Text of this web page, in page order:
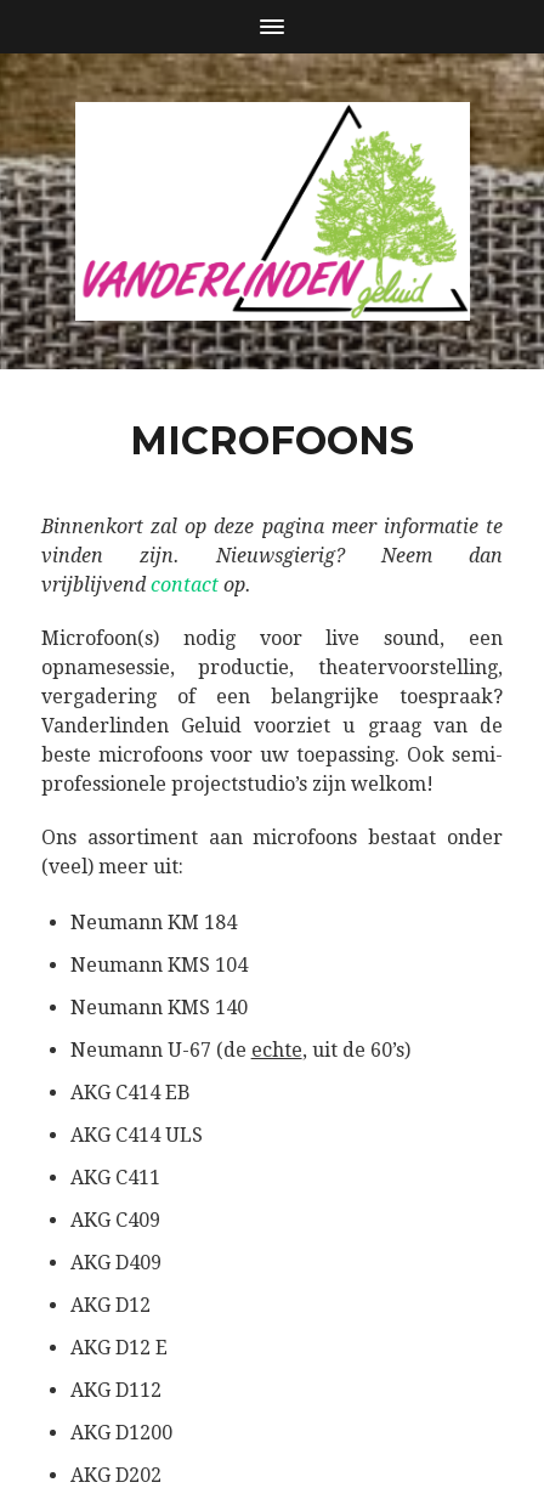
MICROFOONS
Binnenkort zal op deze pagina meer informatie te
vinden zijn. Nieuwsgierig? Neem dan
vrijblijvend contactop.
Microfoon(s) nodig voor live sound, een
opnamesessie, productie, theatervoorstelling,
vergadering of een belangrijke toespraak?
Vanderlinden Geluid voorziet u graag van de
beste microfoons voor uw toepassing. Ook semi-
professionele projectstudio’s zijn welkom!
Ons assortiment aan microfoons bestaat onder
(veel) meer uit:
Neumann KM 184
Neumann KMS 104
Neumann KMS 140
Neumann U-67 (de echte, uit de 60’s)
AKG C414 EB
AKG C414 ULS
AKG C411
AKG C409
AKG D409
AKG D12
AKG D12 E
AKG D112
AKG D1200
AKG D202